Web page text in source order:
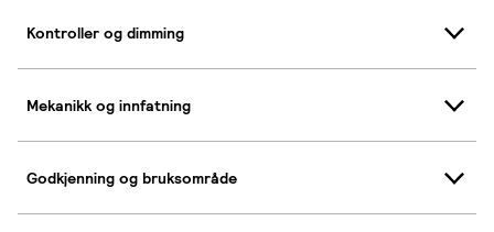
Kontroller og dimming
Mekanikk og innfatning
Godkjenning og bruksområde